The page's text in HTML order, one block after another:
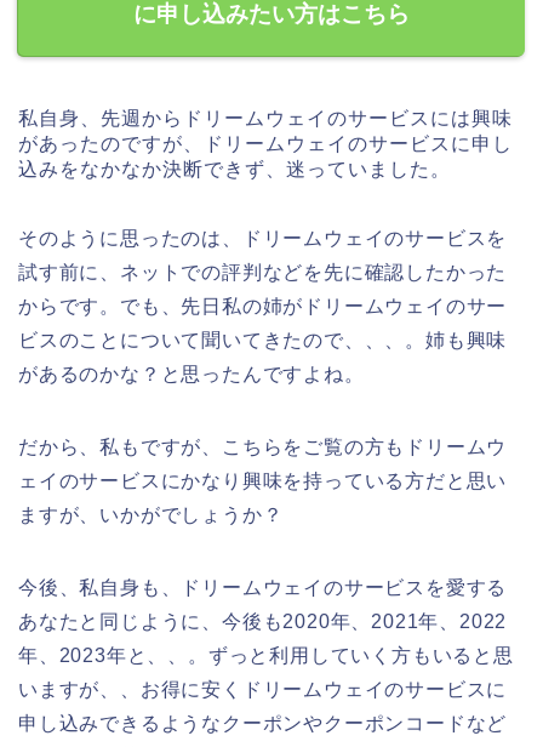
に申し込みたい方はこちら
私自身、先週からドリームウェイのサービスには興味
があったのですが、ドリームウェイのサービスに申し
込みをなかなか決断できず、迷っていました。
そのように思ったのは、ドリームウェイのサービスを
試す前に、ネットでの評判などを先に確認したかった
からです。でも、先日私の姉がドリームウェイのサー
ビスのことについて聞いてきたので、、、。姉も興味
があるのかな？と思ったんですよね。
だから、私もですが、こちらをご覧の方もドリームウ
ェイのサービスにかなり興味を持っている方だと思い
ますが、いかがでしょうか？
今後、私自身も、ドリームウェイのサービスを愛する
あなたと同じように、今後も2020年、2021年、2022
年、2023年と、、。ずっと利用していく方もいると思
いますが、、お得に安くドリームウェイのサービスに
申し込みできるようなクーポンやクーポンコードなど